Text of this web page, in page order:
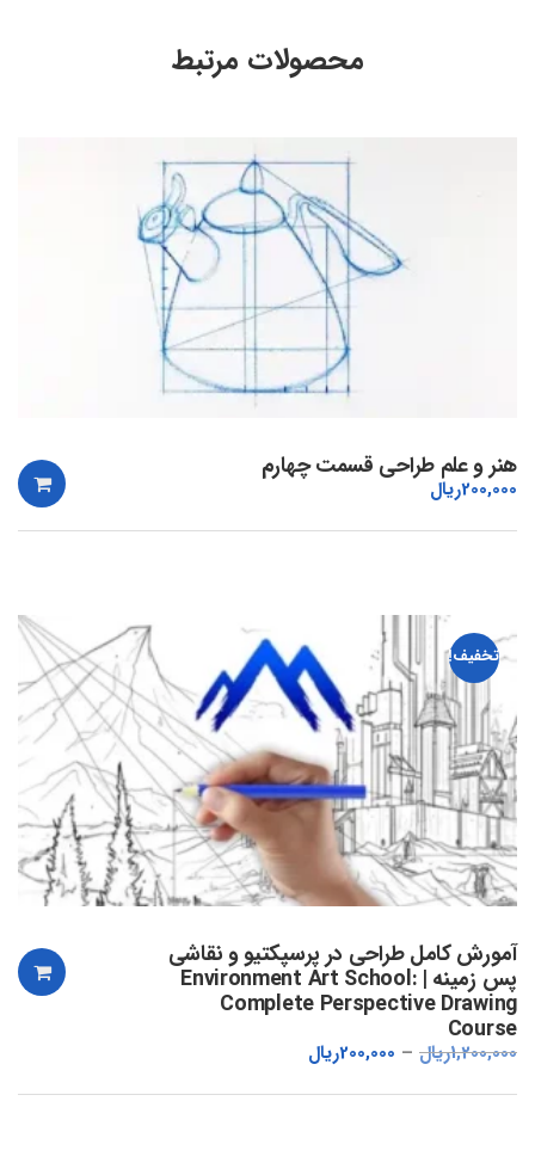
محصولات مرتبط
هنر و علم طراحی قسمت چهارم
200,000ریال
تخفیف!
آمورش کامل طراحی در پرسپکتیو و نقاشی
پس زمینه | Environment Art School:
Complete Perspective Drawing
Course
1,200,000ریال 200,000ریال